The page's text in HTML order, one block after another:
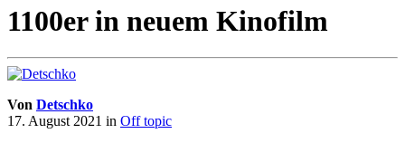
1100er in neuem Kinofilm
Von Detschko
17. August 2021 in Off topic